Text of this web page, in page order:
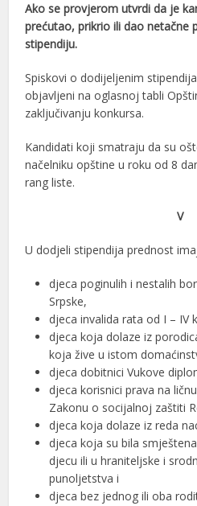
Ako se provjerom utvrdi da je
prećutao, prikrio ili dao netačne
stipendiju.
Spiskovi o dodijeljenim
objavljeni na oglasnoj tabli
zaključivanju konkursa.
Kandidati koji smatraju da su
načelniku opštine u roku od 8
rang liste.
V
U dodjeli stipendija prednost
djeca poginulih i nestalih
Srpske,
djeca invalida rata od I – IV
djeca koja dolaze iz
koja žive u istom
djeca dobitnici Vukove
djeca korisnici prava na
Zakonu o socijalnoj zaštiti
djeca koja dolaze iz reda
djeca koja su bila
djecu ili u hraniteljske i
punoljetstva i
djeca bez jednog ili oba